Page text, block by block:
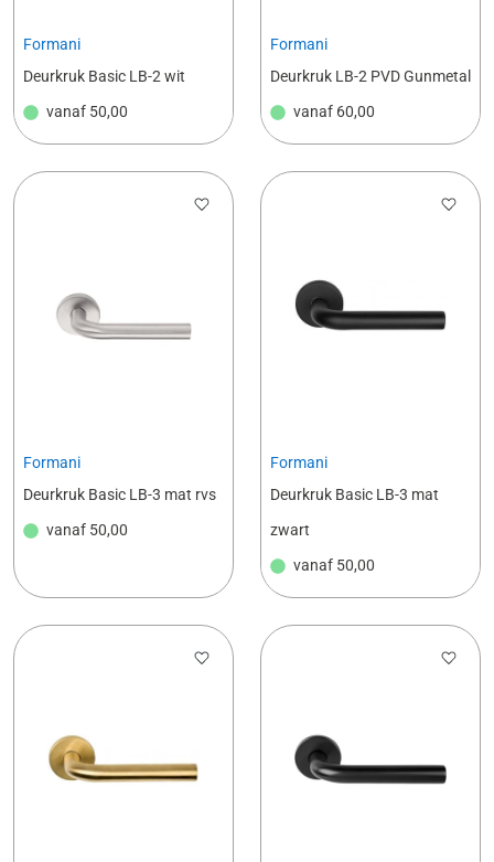
Formani
Deurkruk Basic LB-2 wit
vanaf 50,00
Formani
Deurkruk LB-2 PVD Gunmetal
vanaf 60,00
Formani
Deurkruk Basic LB-3 mat rvs
vanaf 50,00
Formani
Deurkruk Basic LB-3 mat
zwart
vanaf 50,00